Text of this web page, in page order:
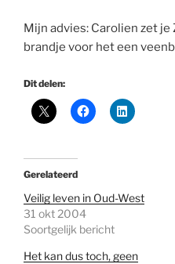
Mijn advies: Carolien zet
brandje voor het een
Dit delen:
Gerelateerd
Veilig leven in Oud-West
31 okt 2004
Soortgelijk bericht
Het kan dus toch, geen